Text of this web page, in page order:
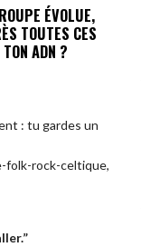
ÉVOLUE,
TOUTES CES
ADN ?
: tu gardes un
folk-rock-celtique,